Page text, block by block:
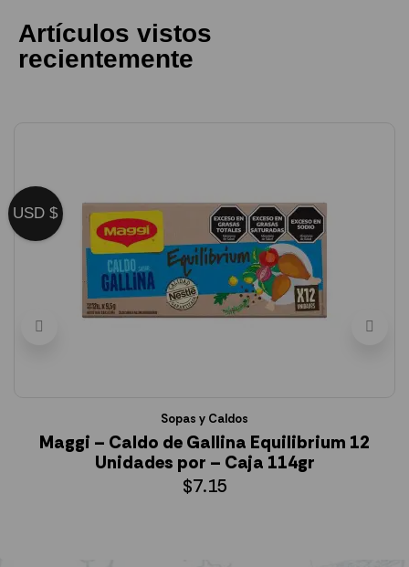
Artículos vistos
recientemente
Sopas y Caldos
Maggi – Caldo de Gallina Equilibrium 12
Unidades por – Caja 114gr
$7.15
USD $